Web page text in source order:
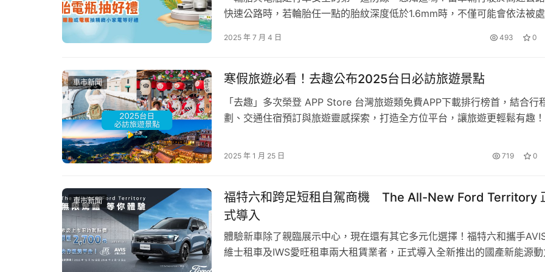
降尾門最快8個工作天即可完成，縮短車輛整備等待時間，協助車主更快投入日常營運。
相較於自行尋找外部打造廠進行改裝，PORTER II原廠打造配件具備價格透明、品質穩定與保固更完整等優
貨品需短暫離車配送的使用情境更加便利；方向盤高低可調與中央置杯架等貼心配備，也讓長時間工作駕駛更輕鬆
兼顧營運效率與日常使用便利性。
本月優惠 是最佳入主時機
對商用車車主而言，購車成本、油耗表現、維修保固與車輛耐用度，都是影響長期營運效益的重要因素。
務，從購車、配件打造、交車到後續配件保養，皆能透過原廠服務體系提供完整支援，讓車主享有更透明、更安心
保障。
因應最新法規要求與相關產品規格調整，PORTER II預計7月將進行建議售價調漲。HYUNDAI汽車建議有營
需求的頭家，可把握價格調整前的入主時機，提前以現階段購車條件進行規劃，不僅有助於掌握購車成本，更能
快速公路時，若輪胎任一點的胎紋深度低於1.6mm時，不僅可能會依法被處
足也關係著車輛能否正常運作。建議車主定期回廠檢查，避免因電力不足
推…
2025 年 7 月 4 日 493 0
車市新聞 寒假旅遊必看！去趣公布2025台日必訪旅遊景點
「去趣」多次榮登 APP Store 台灣旅遊類免費APP下載排行榜首，結合行
劃、交通住宿預訂與旅遊靈感探索，打造全方位平台，讓旅遊更輕鬆有趣！
露國人最愛的台灣及日本旅遊景點、美食與住宿的 TOP 30 星榜單，成為探
2025 年 1 月 25 日 719 0
車市新聞
福特六和跨足短租自駕商機 The All-New Ford Territory
式導入
體驗新車除了親臨展示中心，現在還有其它多元化選擇！福特六和攜手
維士租車及IWS愛旺租車兩大租賃業者，正式導入全新推出的國產新能源動